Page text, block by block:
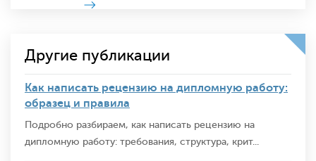
Другие публикации
Как написать рецензию на дипломную работу:
образец и правила
Подробно разбираем, как написать рецензию на
дипломную работу: требования, структура, крит...